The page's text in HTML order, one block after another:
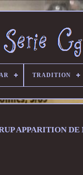
TRADITION
APPARITION DE